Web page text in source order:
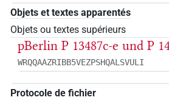
Objets et textes apparentés
Objets ou textes supérieurs
pBerlin P 13487c-e und P
WRQQAAZRIBB5VEZPSHQALSVULI
Protocole de fichier